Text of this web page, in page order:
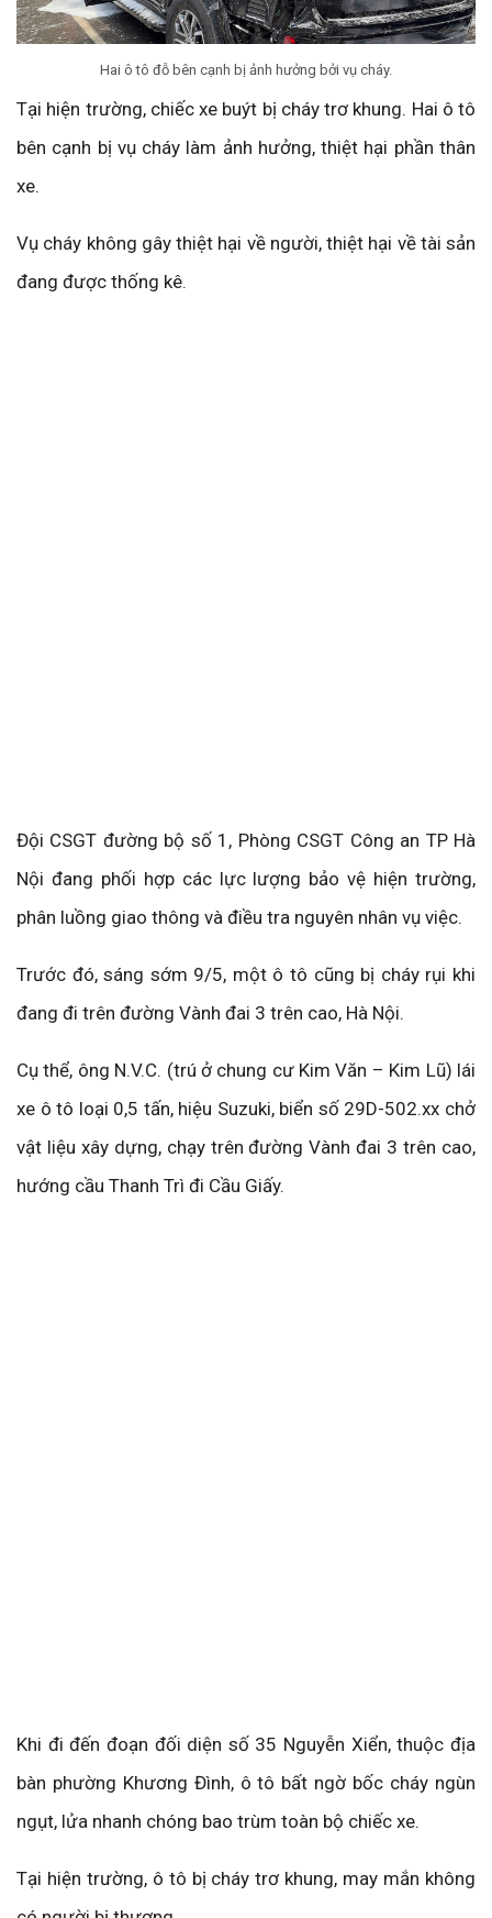
Hai ô tô đỗ bên cạnh bị ảnh hưởng bởi vụ cháy.
Tại hiện trường, chiếc xe buýt bị cháy trơ khung. Hai ô tô
bên cạnh bị vụ cháy làm ảnh hưởng, thiệt hại phần thân
xe.
Vụ cháy không gây thiệt hại về người, thiệt hại về tài sản
đang được thống kê.
Đội CSGT đường bộ số 1, Phòng CSGT Công an TP Hà
Nội đang phối hợp các lực lượng bảo vệ hiện trường,
phân luồng giao thông và điều tra nguyên nhân vụ việc.
Trước đó, sáng sớm 9/5, một ô tô cũng bị cháy rụi khi
đang đi trên đường Vành đai 3 trên cao, Hà Nội.
Cụ thể, ông N.V.C. (trú ở chung cư Kim Văn – Kim Lũ) lái
xe ô tô loại 0,5 tấn, hiệu Suzuki, biển số 29D-502.xx chở
vật liệu xây dựng, chạy trên đường Vành đai 3 trên cao,
hướng cầu Thanh Trì đi Cầu Giấy.
Khi đi đến đoạn đối diện số 35 Nguyễn Xiển, thuộc địa
bàn phường Khương Đình, ô tô bất ngờ bốc cháy ngùn
ngụt, lửa nhanh chóng bao trùm toàn bộ chiếc xe.
Tại hiện trường, ô tô bị cháy trơ khung, may mắn không